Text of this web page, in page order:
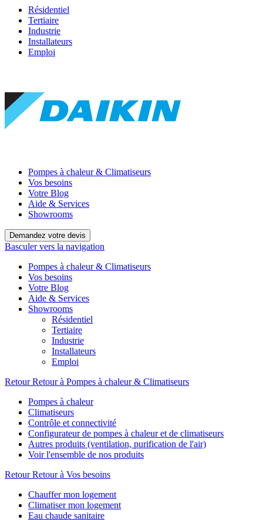
Résidentiel
Tertiaire
Industrie
Installateurs
Emploi
Pompes à chaleur & Climatiseurs
Vos besoins
Votre Blog
Aide & Services
Showrooms
Demandez votre devis
Basculer vers la navigation
Pompes à chaleur & Climatiseurs
Vos besoins
Votre Blog
Aide & Services
Showrooms
Résidentiel
Tertiaire
Industrie
Installateurs
Emploi
Retour Retour à Pompes à chaleur & Climatiseurs
Pompes à chaleur
Climatiseurs
Contrôle et connectivité
Configurateur de pompes à chaleur et de climatiseurs
Autres produits (ventilation, purification de l'air)
Voir l'ensemble de nos produits
Retour Retour à Vos besoins
Chauffer mon logement
Climatiser mon logement
Eau chaude sanitaire